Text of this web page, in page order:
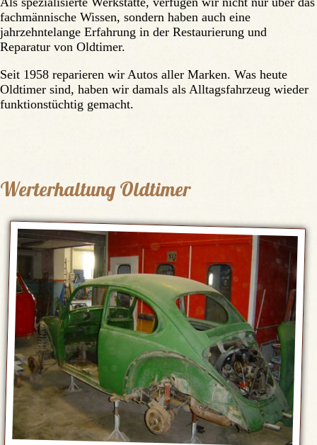
fachmännische Wissen, sondern haben auch eine
jahrzehntelange Erfahrung in der Restaurierung und
Reparatur von Oldtimer.
Seit 1958 reparieren wir Autos aller Marken. Was heute
Oldtimer sind, haben wir damals als Alltagsfahrzeug wieder
funktionstüchtig gemacht.
Werterhaltung Oldtimer